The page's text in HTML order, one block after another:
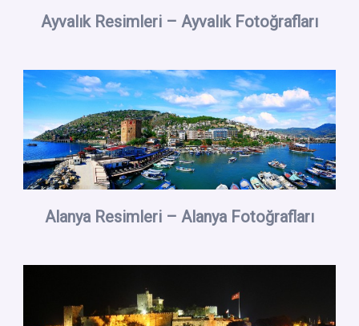
Ayvalık Resimleri – Ayvalık Fotoğrafları
Alanya Resimleri – Alanya Fotoğrafları